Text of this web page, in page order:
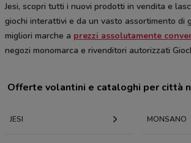
Jesi, scopri tutti i nuovi prodotti in vendita e
giochi interattivi e da un vasto assortimento di
migliori marche a prezzi assolutamente
negozi monomarca e rivenditori autorizzati
Offerte volantini e cataloghi per città
JESI MONSANO